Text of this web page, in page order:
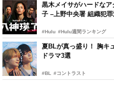
黒木メイサがハードな
子 –上野中央署 組織犯罪
#Hulu #Hulu週間ランキング
夏BLが真っ盛り！ 胸キ
ドラマ3選
#BL #コントラスト